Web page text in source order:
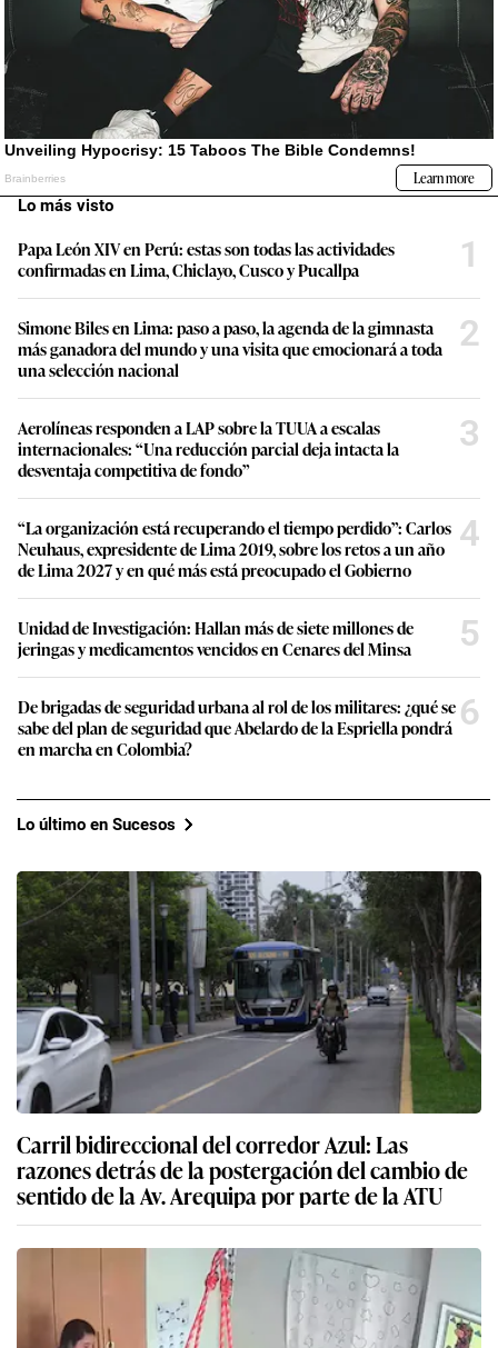
Lo más visto
Papa León XIV en Perú: estas son todas las actividades
confirmadas en Lima, Chiclayo, Cusco y Pucallpa
1
Simone Biles en Lima: paso a paso, la agenda de la gimnasta
más ganadora del mundo y una visita que emocionará a toda
una selección nacional
2
Aerolíneas responden a LAP sobre la TUUA a escalas
internacionales: “Una reducción parcial deja intacta la
desventaja competitiva de fondo”
3
“La organización está recuperando el tiempo perdido”: Carlos
Neuhaus, expresidente de Lima 2019, sobre los retos a un año
de Lima 2027 y en qué más está preocupado el Gobierno
4
Unidad de Investigación: Hallan más de siete millones de
jeringas y medicamentos vencidos en Cenares del Minsa
5
De brigadas de seguridad urbana al rol de los militares: ¿qué se
sabe del plan de seguridad que Abelardo de la Espriella pondrá
en marcha en Colombia?
6
Lo último en Sucesos
Carril bidireccional del corredor Azul: Las
razones detrás de la postergación del cambio de
sentido de la Av. Arequipa por parte de la ATU